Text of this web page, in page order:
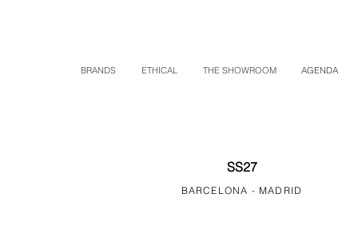
SS27
BARCELONA - MADRID
BRANDS ETHICAL THE SHOWROOM AGENDA